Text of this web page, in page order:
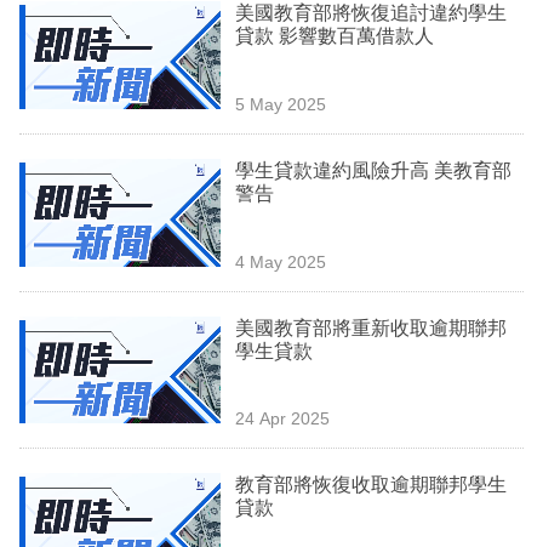
美國教育部將恢復追討違約學生
貸款 影響數百萬借款人
5 May 2025
學生貸款違約風險升高 美教育部
警告
4 May 2025
美國教育部將重新收取逾期聯邦
學生貸款
24 Apr 2025
教育部將恢復收取逾期聯邦學生
貸款